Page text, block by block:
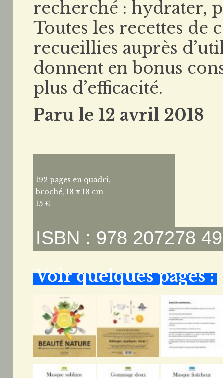
recherché : hydrater,
Toutes les recettes de
recueillies auprès
donnent en bonus
plus d’efficacité.
Paru le 12 avril 2018
192 pages en quadri,
broché, 18 x 18 cm
15 €
ISBN : 978 207278
Voir quelques pages :